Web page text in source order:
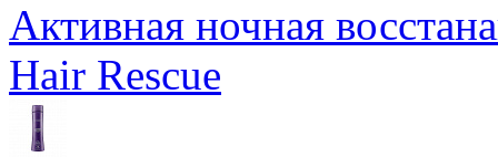
Активная ночная
Hair Rescue